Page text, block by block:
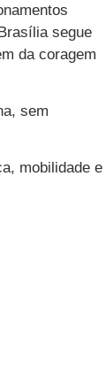
segue
da coragem
sem
mobilidade e